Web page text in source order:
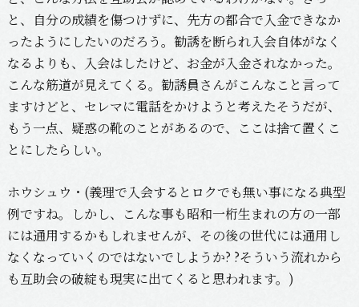
と、自分の成績を傷つけずに、先方の都合で入金できなか
ったようにしたいのだろう。勧誘を断られ入会自体がなく
なるよりも、入会はしたけど、お金が入金されなかった。
こんな筋道が見えてくる。勧誘員さんがこんなこと言って
ますけどと、セレマに電話をかけようと考えたそうだが、
もう一点、疑惑の靴のことがあるので、ここは捨て置くこ
とにしたらしい。
ホウシュウ・(義理で入会するとロクでも無い事になる典型
例ですね。しかし、こんな事も昭和一桁生まれの方の一部
には通用するかもしれませんが、その後の世代には通用し
なくなっていくのではないでしようか? ?そういう流れから
も互助会の破綻も現実に出てくると思われます。)